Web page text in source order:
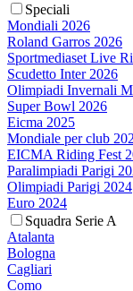
Speciali
Mondiali 2026
Roland Garros 2026
Sportmediaset Live
Scudetto Inter 2026
Olimpiadi Invernali
Super Bowl 2026
Eicma 2025
Mondiale per club
EICMA Riding Fest
Paralimpiadi Parigi
Olimpiadi Parigi 2024
Euro 2024
Squadra Serie A
Atalanta
Bologna
Cagliari
Como